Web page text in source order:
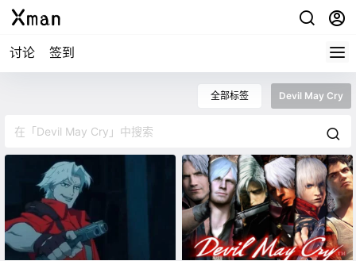
讨论 签到
全部标签 Devil May Cry